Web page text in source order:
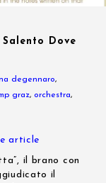
Dove
degennaro,
graz, orchestra,
article
il brano con
il